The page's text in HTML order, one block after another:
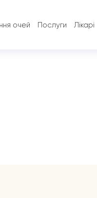
очей Послуги Лікарі
але не можу обрати,